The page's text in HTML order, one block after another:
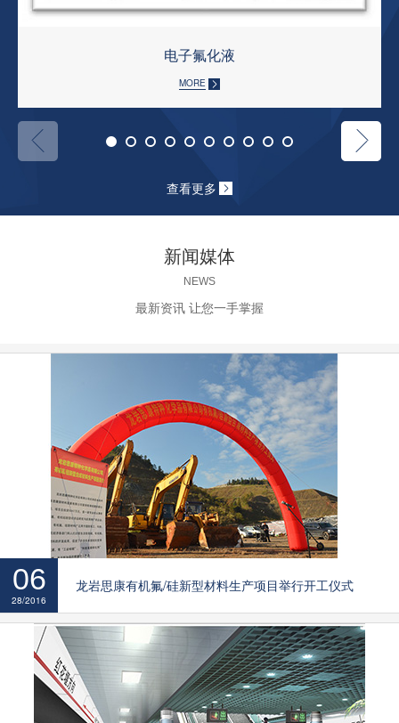
电子氟化液
MORE
查看更多
新闻媒体
NEWS
最新资讯 让您一手掌握
06
28/2016
龙岩思康有机氟/硅新型材料生产项目举行开工仪式